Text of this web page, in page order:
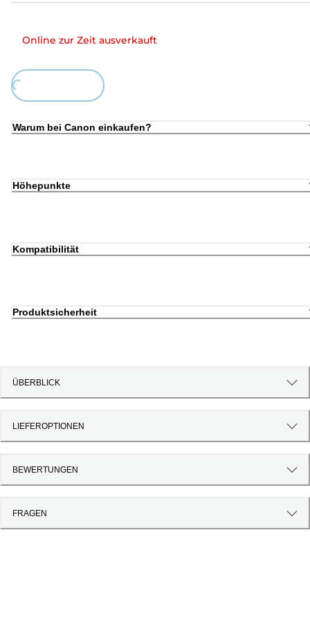
Online zur Zeit ausverkauft
Warum bei Canon einkaufen?
Höhepunkte
Kompatibilität
Produktsicherheit
ÜBERBLICK
LIEFEROPTIONEN
BEWERTUNGEN
FRAGEN